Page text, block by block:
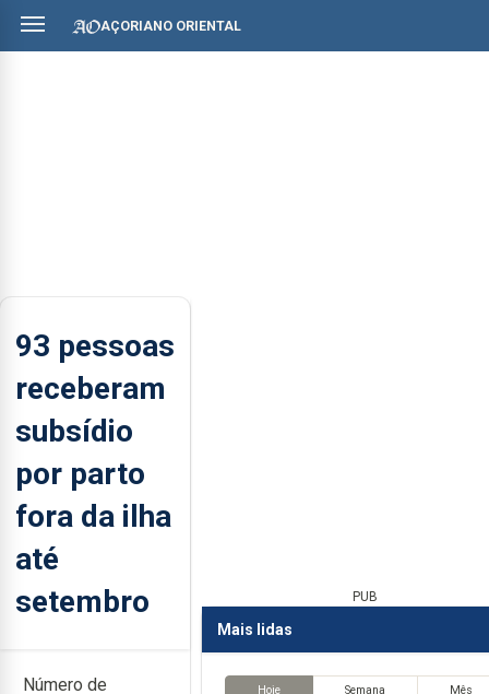
AÇORIANO ORIENTAL
93 pessoas
receberam
subsídio
por parto
fora da ilha
até
setembro
Número de
PUB
Mais lidas
Hoje Semana Mês